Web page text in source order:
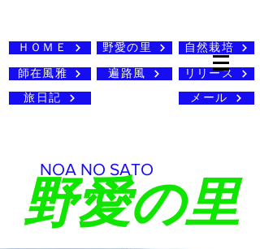
ＨＯＭＥ
野愛の里
師在風雅
遍路風
自然栽培
リリース
旅日記
メール
野愛の里
​NOA NO SATO